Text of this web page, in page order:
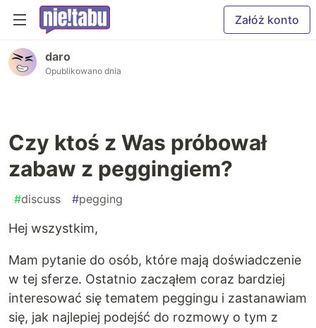
Załóż konto
daro
Opublikowano dnia
Czy ktoś z Was próbował
zabaw z peggingiem?
#discuss #pegging
Hej wszystkim,
Mam pytanie do osób, które mają doświadczenie
w tej sferze. Ostatnio zacząłem coraz bardziej
interesować się tematem peggingu i zastanawiam
się, jak najlepiej podejść do rozmowy o tym z